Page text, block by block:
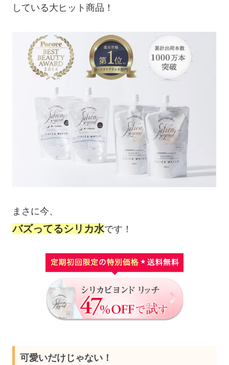
している大ヒット商品！
まさに今、
バズってるシリカ水です！
可愛いだけじゃない！